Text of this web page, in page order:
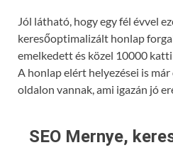
Jól látható, hogy egy fél évvel
keresőoptimalizált honlap
emelkedett és közel 10000
A honlap elért helyezései is már
oldalon vannak, ami igazán jó
SEO Mernye,